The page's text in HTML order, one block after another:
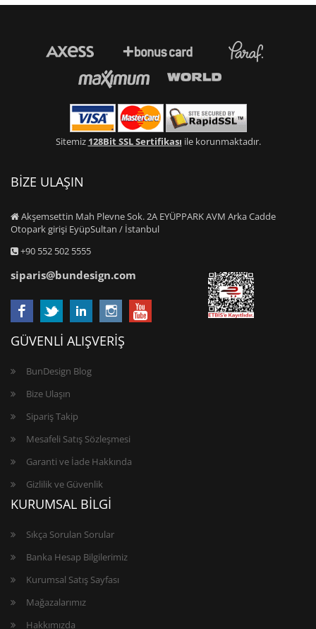
Sitemiz 128Bit SSL Sertifikası ile korunmaktadır.
BİZE ULAŞIN
Akşemsettin Mah Plevne Sok. 2A EYÜPPARK AVM Arka Cadde
Otopark girişi EyüpSultan / İstanbul
+90 552 502 5555
siparis@bundesign.com
GÜVENLİ ALIŞVERİŞ
BunDesign Blog
Bize Ulaşın
Sipariş Takip
Mesafeli Satış Sözleşmesi
Garanti ve İade Hakkında
Gizlilik ve Güvenlik
KURUMSAL BİLGİ
Sıkça Sorulan Sorular
Banka Hesap Bilgilerimiz
Kurumsal Satış Sayfası
Mağazalarımız
Hakkımızda